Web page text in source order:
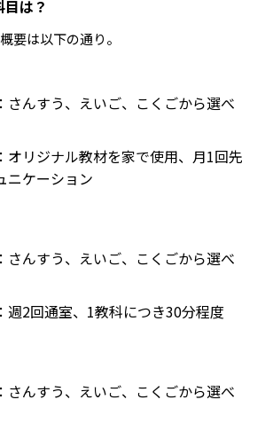
は？
要は以下の通り。
さんすう、えいご、こくごから選べ
オリジナル教材を家で使用、月1回先
ニケーション
さんすう、えいご、こくごから選べ
週2回通室、1教科につき30分程度
さんすう、えいご、こくごから選べ